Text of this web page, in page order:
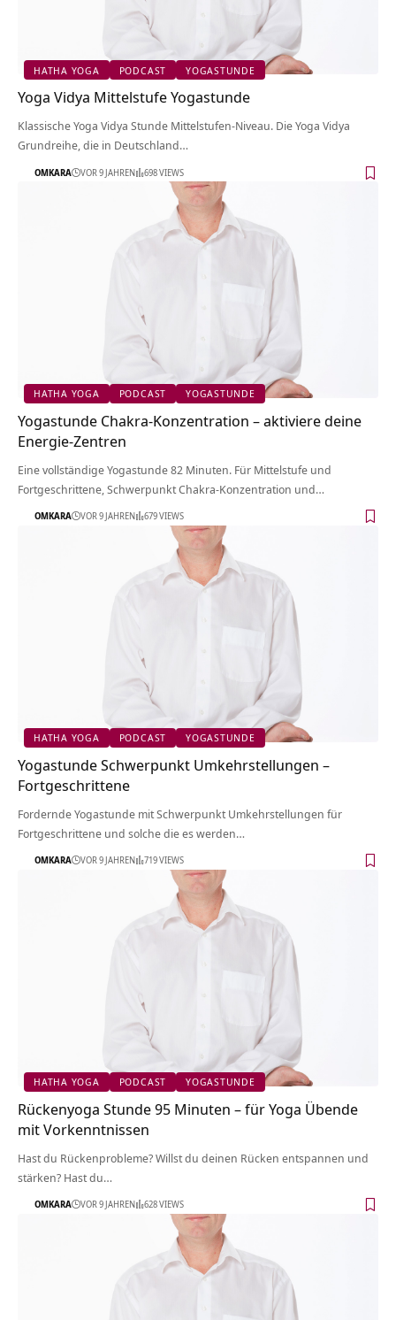
HATHA YOGA PODCAST YOGASTUNDE
Yoga Vidya Mittelstufe Yogastunde
Klassische Yoga Vidya Stunde Mittelstufen-Niveau. Die Yoga Vidya
Grundreihe, die in Deutschland…
OMKARA VOR 9 JAHREN 698 VIEWS
HATHA YOGA PODCAST YOGASTUNDE
Yogastunde Chakra-Konzentration – aktiviere deine
Energie-Zentren
Eine vollständige Yogastunde 82 Minuten. Für Mittelstufe und
Fortgeschrittene, Schwerpunkt Chakra-Konzentration und…
OMKARA VOR 9 JAHREN 679 VIEWS
HATHA YOGA PODCAST YOGASTUNDE
Yogastunde Schwerpunkt Umkehrstellungen –
Fortgeschrittene
Fordernde Yogastunde mit Schwerpunkt Umkehrstellungen für
Fortgeschrittene und solche die es werden…
OMKARA VOR 9 JAHREN 719 VIEWS
HATHA YOGA PODCAST YOGASTUNDE
Rückenyoga Stunde 95 Minuten – für Yoga Übende
mit Vorkenntnissen
Hast du Rückenprobleme? Willst du deinen Rücken entspannen und
stärken? Hast du…
OMKARA VOR 9 JAHREN 628 VIEWS